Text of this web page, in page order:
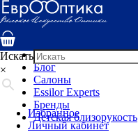
Услуги
Специалисты
Детская оптика
Блог
Салоны
Essilor Experts
Бренды
Детская близорукость
Искать
×
Избранное
Личный кабинет